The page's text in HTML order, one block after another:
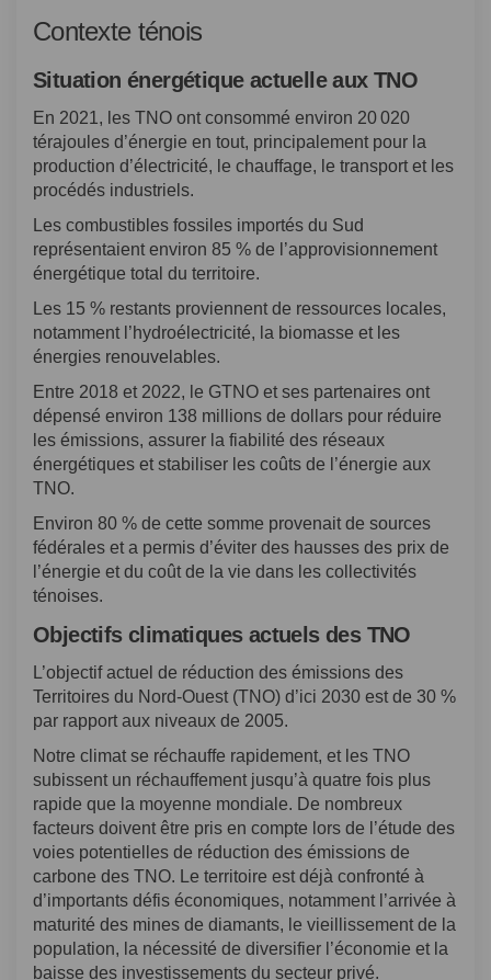
Contexte ténois
Situation énergétique actuelle aux TNO
En 2021, les TNO ont consommé environ 20 020
térajoules d’énergie en tout, principalement pour la
production d’électricité, le chauffage, le transport et les
procédés industriels.
Les combustibles fossiles importés du Sud
représentaient environ 85 % de l’approvisionnement
énergétique total du territoire.
Les 15 % restants proviennent de ressources locales,
notamment l’hydroélectricité, la biomasse et les
énergies renouvelables.
Entre 2018 et 2022, le GTNO et ses partenaires ont
dépensé environ 138 millions de dollars pour réduire
les émissions, assurer la fiabilité des réseaux
énergétiques et stabiliser les coûts de l’énergie aux
TNO.
Environ 80 % de cette somme provenait de sources
fédérales et a permis d’éviter des hausses des prix de
l’énergie et du coût de la vie dans les collectivités
ténoises.
Objectifs climatiques actuels des TNO
L’objectif actuel de réduction des émissions des
Territoires du Nord‑Ouest (TNO) d’ici 2030 est de 30 %
par rapport aux niveaux de 2005.
Notre climat se réchauffe rapidement, et les TNO
subissent un réchauffement jusqu’à quatre fois plus
rapide que la moyenne mondiale. De nombreux
facteurs doivent être pris en compte lors de l’étude des
voies potentielles de réduction des émissions de
carbone des TNO. Le territoire est déjà confronté à
d’importants défis économiques, notamment l’arrivée à
maturité des mines de diamants, le vieillissement de la
population, la nécessité de diversifier l’économie et la
baisse des investissements du secteur privé.